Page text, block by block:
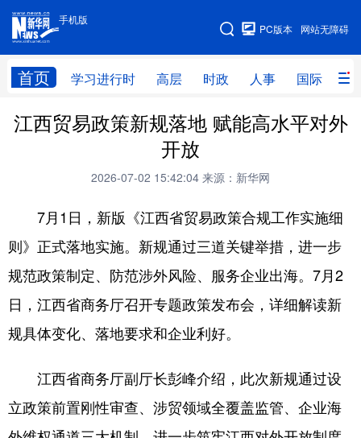
手机版
网站无障碍
PC版本
首页 学习进行时 高层 时政 人事 国际 财
手机版
网站地图
学习进行时 高层 时政 人事
全球连线
科技 科创 量子 体育
文化 书画 健康 军事
法律 中央文件 金融
学术中国 乡村振兴 银龄
能源
江西贸易政策新规落地 赋能高水平对外
开放
2026-07-02 15:42:04 来源：新华网
7月1日，新版《江西省贸易政策合规工作实施细
则》正式落地实施。新规通过三道关键举措，进一步
规范政策制定、防范涉外风险、服务企业出海。7月2
日，江西省商务厅召开专题政策发布会，详细解读新
规具体变化、落地要求和企业利好。
江西省商务厅副厅长彭峰介绍，此次新规通过设
立政策前置刚性审查、涉贸领域全覆盖监管、企业海